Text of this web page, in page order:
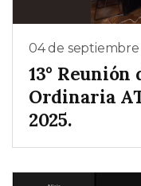
04 de
13°
Ordinaria
2025.